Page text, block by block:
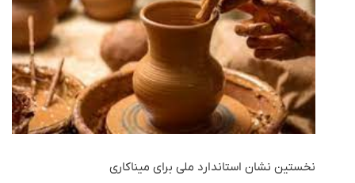
نخستین نشان استاندارد ملی برای میناکاری